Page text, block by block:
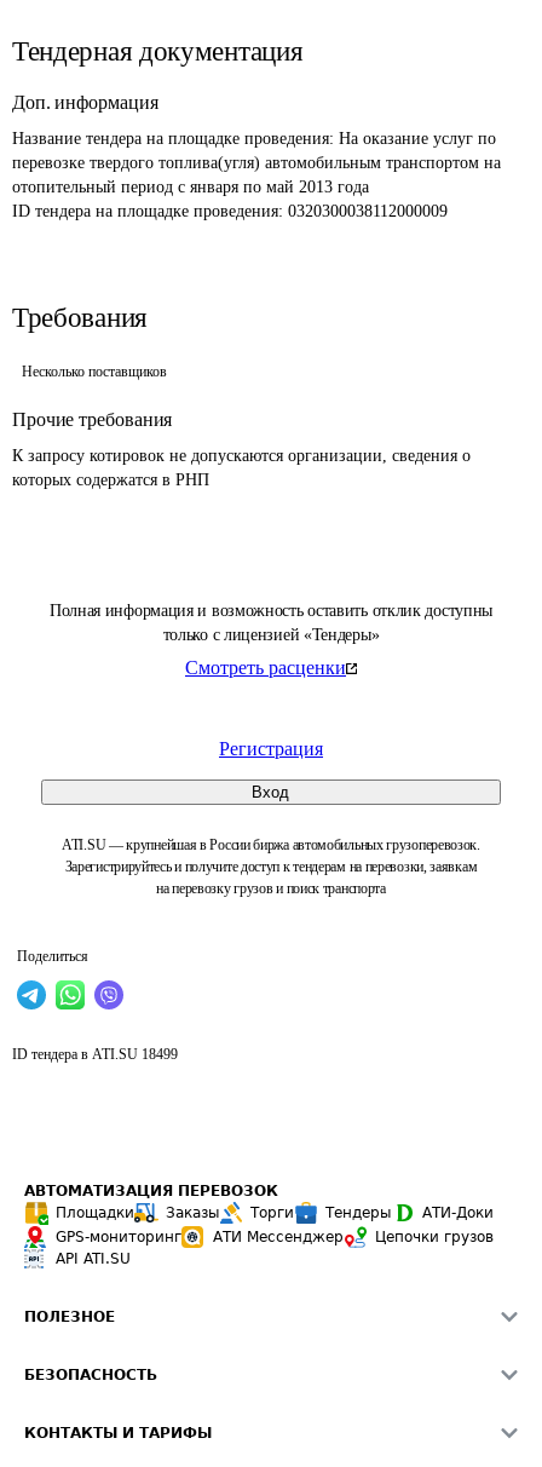
Полная информация и возможность оставить отклик доступны
только с лицензией «Тендеры»
Смотреть расценки
Регистрация
Вход
ATI.SU — крупнейшая в России биржа автомобильных грузоперевозок.
Зарегистрируйтесь и получите доступ к тендерам на перевозки, заявкам
на перевозку грузов и поиск транспорта
Поделиться
Тендерная документация
Доп. информация
Название тендера на площадке проведения: На оказание услуг по
перевозке твердого топлива(угля) автомобильным транспортом на
отопительный период с января по май 2013 года
ID тендера на площадке проведения: 0320300038112000009
Требования
Несколько поставщиков
Прочие требования
К запросу котировок не допускаются организации, сведения о
которых содержатся в РНП
ID тендера в ATI.SU 18499
АВТОМАТИЗАЦИЯ ПЕРЕВОЗОК
Площадки
Заказы Торги Тендеры
АТИ-Доки
GPS-мониторинг
АТИ Мессенджер
Цепочки грузов
API ATI.SU
ПОЛЕЗНОЕ
Звезды ATI.SU на вашем сайте
БЕЗОПАСНОСТЬ
КОНТАКТЫ И ТАРИФЫ